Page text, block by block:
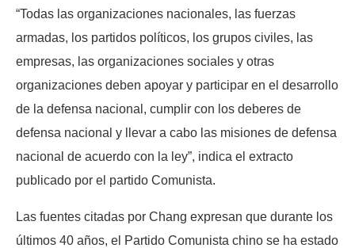
“Todas las organizaciones nacionales, las fuerzas
armadas, los partidos políticos, los grupos civiles, las
empresas, las organizaciones sociales y otras
organizaciones deben apoyar y participar en el desarrollo
de la defensa nacional, cumplir con los deberes de
defensa nacional y llevar a cabo las misiones de defensa
nacional de acuerdo con la ley”, indica el extracto
publicado por el partido Comunista.
Las fuentes citadas por Chang expresan que durante los
últimos 40 años, el Partido Comunista chino se ha estado